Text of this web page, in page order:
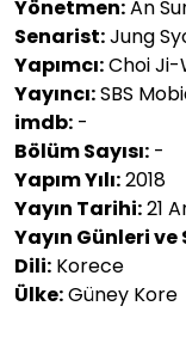
Yönetmen:An
Senarist:Jung
Yapımcı:Choi Ji-
Yayıncı:SBS
imdb: -
Bölüm Sayısı: -
Yapım Yılı:2018
Yayın Tarihi:21
Yayın Günleri
Dili: Korece
Ülke:Güney Kore